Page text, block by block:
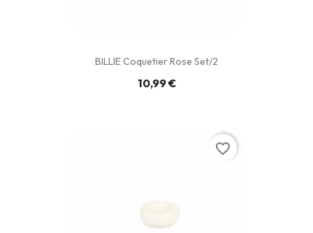
BILLIE Coquetier Rose Set/2
10,99 €
favorite_border